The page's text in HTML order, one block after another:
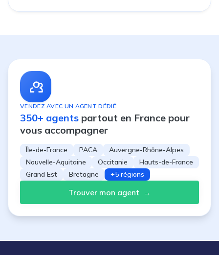
VENDEZ AVEC UN AGENT DÉDIÉ
350+ agents partout en France pour
vous accompagner
Île-de-France PACA
Auvergne-Rhône-Alpes
Nouvelle-Aquitaine
Occitanie
Hauts-de-France
Grand Est
Bretagne +5 régions
Trouver mon agent →